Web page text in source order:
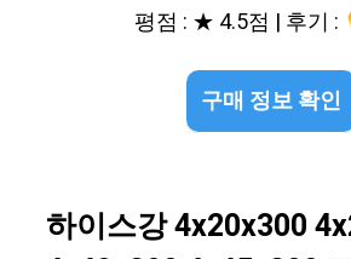
평점 : ★ 4.5점 | 후기 :
구매 정보 확인
하이스강 4x20x300